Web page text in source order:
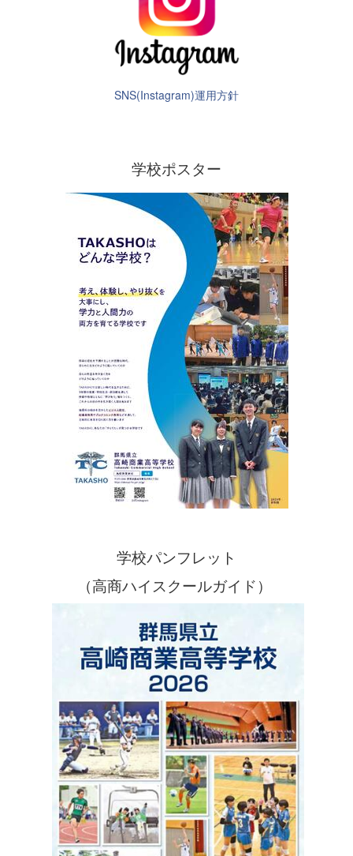
SNS(Instagram)運用方針
学校ポスター
学校パンフレット
（高商ハイスクールガイド）